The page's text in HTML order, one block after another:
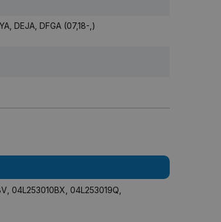
DEJA, DFGA (07,18-,)
04L253010BX 04L253019Q